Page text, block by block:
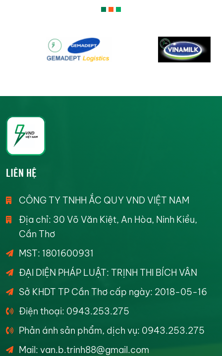
LIÊN HỆ
CÔNG TY TNHH ẮC QUY VND VIỆT NAM
Địa chỉ: 30 Võ Văn Kiệt, An Hòa, Ninh Kiều,
Cần Thơ
MST: 1801600931
ĐẠI DIỆN PHÁP LUẬT: TRỊNH THI BÍCH VÂN
Sở KHDT TP Cần Thơ cấp ngày: 2018-05-16
Điện thoại: 0943.253.275
Phản ánh sản phẩm, dịch vụ: 0943.253.275
Mail: van.b.trinh88@gmail.com